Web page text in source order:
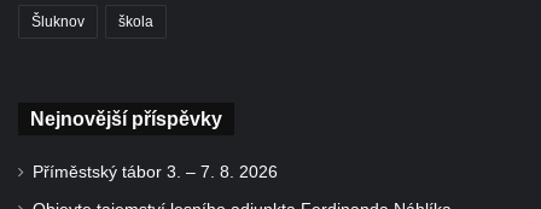
Šluknov škola
Nejnovější příspěvky
Příměstský tábor 3. – 7. 8. 2026